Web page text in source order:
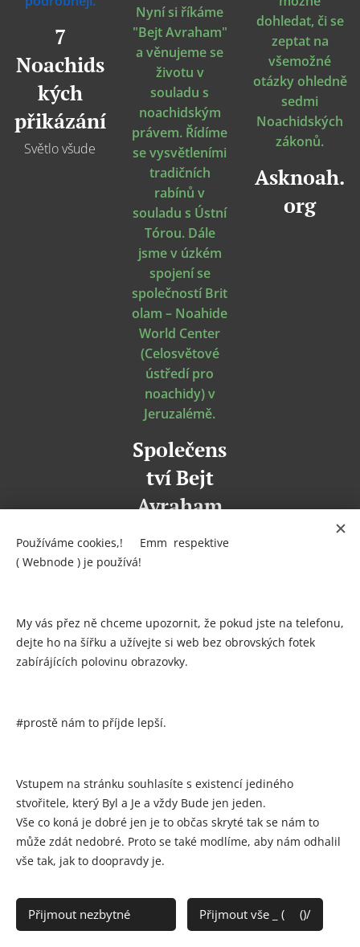
7
Noachids
kých
přikázání
Světlo všude
Nyní si říkáme
"Bejt Avraham"
a věnujeme se
životu v
souladu s
noachidským
právem. Řídíme
se vysvětleními
tradičních
rabínů v
souladu s Ústní
Tórou. Dále
jsme v úzkém
spojení se
společností Brit
olam – Noahide
World Center
(Celosvětové
ústředí pro
noachidy) v
Jeruzalémě.
Společens
tvíBejt
Avraham
z Třince.
dohledat, či se
zeptat na
všemožné
otázky ohledně
sedmi
Noachidských
zákonů.
Asknoah.
org
hudby nebo přednášek je v
některé to nemusí být pohodlné.
Věřím však, že s pomocí překladu stránek
Google Chrome... se nám všem alespoň
částečně otevírá cesta k lepšímu pochopení
tohoto obsahu. :)
Používáme cookies,! 🍪Emm respektive
( Webnode ) je používá!
My vás přez ně chceme upozornit, že pokud jste na telefonu,
dejte ho na šířku a užívejte si web bez obrovských fotek
zabírájících polovinu obrazovky.
#prostě nám to příjde lepší.
Vstupem na stránku souhlasíte s existencí jediného
stvořitele, který Byl a Je a vždy Bude jen jeden.
Vše co koná je dobré jen je to občas skryté tak se nám to
může zdát nedobré. Proto se také modlíme, aby nám odhalil
vše tak, jak to doopravdy je.
Přijmout nezbytné 🤠👍 Přijmout vše _ (👀()/